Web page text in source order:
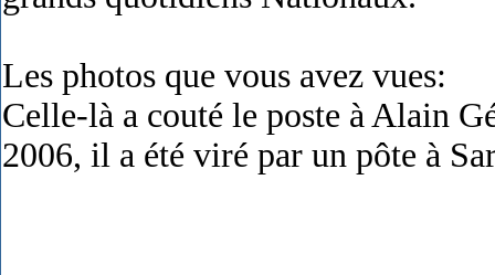
Les photos que vous avez vues:
Celle-là a couté le poste à Alain
2006, il a été viré par un pôte à